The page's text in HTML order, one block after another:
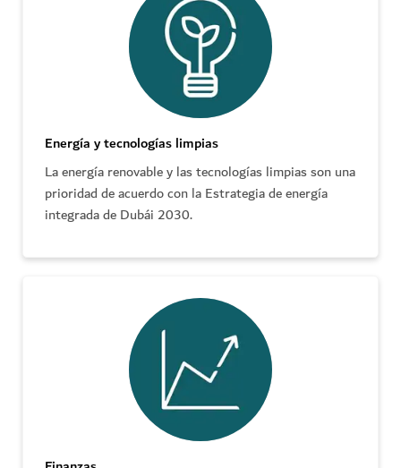
Energía y tecnologías limpias
La energía renovable y las tecnologías limpias son una
prioridad de acuerdo con la Estrategia de energía
integrada de Dubái 2030.